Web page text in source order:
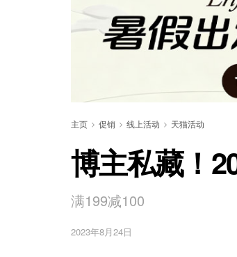
主页 促销 线上活动 天猫活动
博主私藏！
满199减100
2023年8月24日